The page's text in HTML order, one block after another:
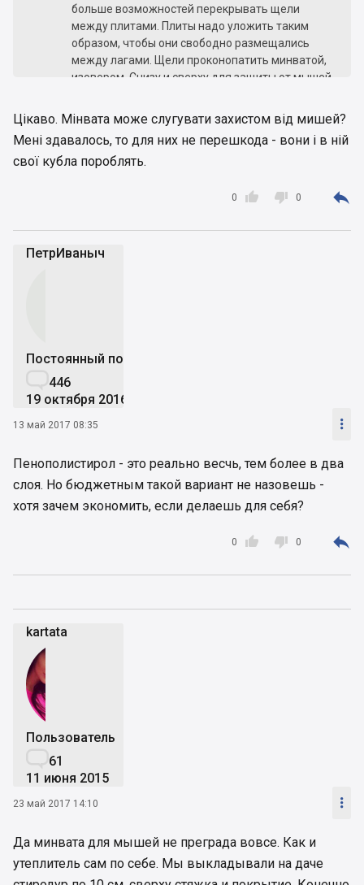
больше возможностей перекрывать щели
между плитами. Плиты надо уложить таким
образом, чтобы они свободно размещались
между лагами. Щели проконопатить минватой,
изовером. Снизу и сверху для защиты от мышей
Цікаво. Мінвата може слугувати захистом від мишей?
Мені здавалось, то для них не перешкода - вони і в ній
свої кубла пороблять.

0  0 
ПетрИваныч
Постоянный пользователь
446
19 октября 2016
13 май 2017 08:35 
Пенополистирол - это реально весчь, тем более в два
слоя. Но бюджетным такой вариант не назовешь -
хотя зачем экономить, если делаешь для себя?

0  0 
kartata
Пользователь
61
11 июня 2015
23 май 2017 14:10 
Да минвата для мышей не преграда вовсе. Как и
утеплитель сам по себе. Мы выкладывали на даче